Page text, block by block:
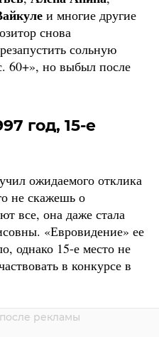
и многие другие
снова
сольную
60+», но выбыл после
год, 15-е
ожидаемого отклика
не скажешь о
все, она даже стала
«Евровидение» ее
однако 15-е место не
в конкурсе в